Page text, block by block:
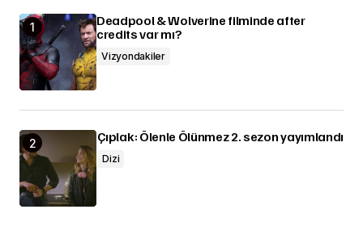
Deadpool & Wolverine filminde after
credits var mı?
Vizyondakiler
Çıplak: Ölenle Ölünmez 2. sezon yayımlandı
Dizi